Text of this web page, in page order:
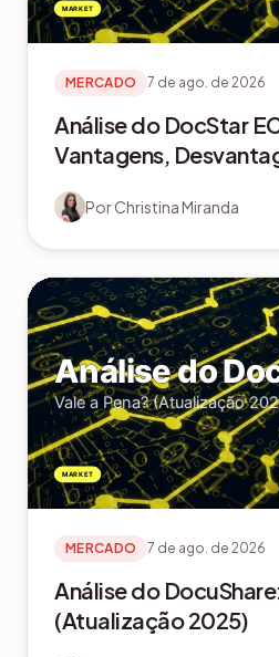
MERCADO 7 de ago. de 2026
Análise do DocStar
Vantagens,
Alternativas
PorChristina Miranda
MERCADO 7 de ago. de 2026
Análise do DocuShare: